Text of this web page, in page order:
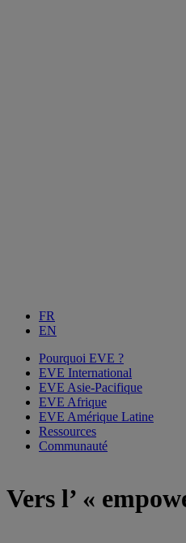
FR
EN
Pourquoi EVE ?
EVE International
EVE Asie-Pacifique
EVE Afrique
EVE Amérique Latine
Ressources
Communauté
Vers l’ «